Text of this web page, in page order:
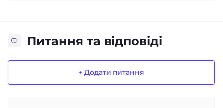
Питання та відповіді
+ Додати питання